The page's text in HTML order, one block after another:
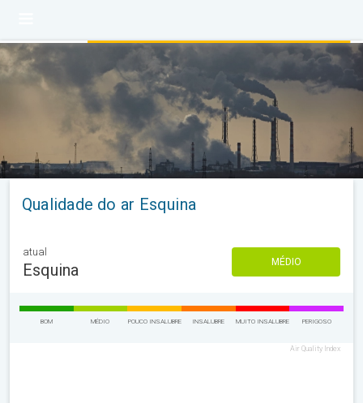
Qualidade do ar Esquina
atual
Esquina MÉDIO
BOM MÉDIO POUCO INSALUBRE INSALUBRE MUITO INSALUBRE PERIGOSO
Air Quality Index